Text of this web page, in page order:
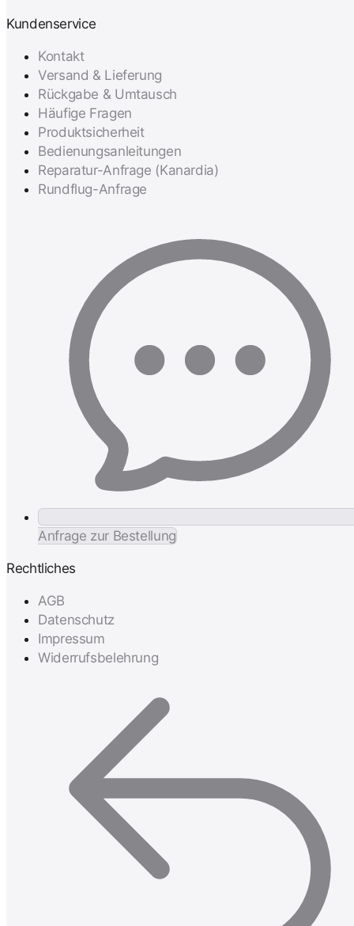
Kundenservice
Kontakt
Versand & Lieferung
Rückgabe & Umtausch
Häufige Fragen
Produktsicherheit
Bedienungsanleitungen
Reparatur-Anfrage (Kanardia)
Rundflug-Anfrage
Anfrage zur Bestellung
Rechtliches
AGB
Datenschutz
Impressum
Widerrufsbelehrung